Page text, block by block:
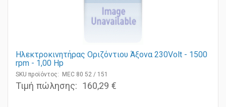
Ηλεκτροκινητήρας Οριζόντιου Άξονα 230Volt - 1500
rpm - 1,00 Ηp
SKU προϊόντος: MEC 80 52 / 151
Τιμή πώλησης: 160,29 €